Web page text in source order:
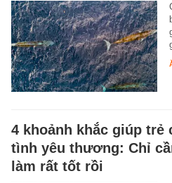
4 khoảnh khắc giúp trẻ
tình yêu thương: Chỉ
làm rất tốt rồi